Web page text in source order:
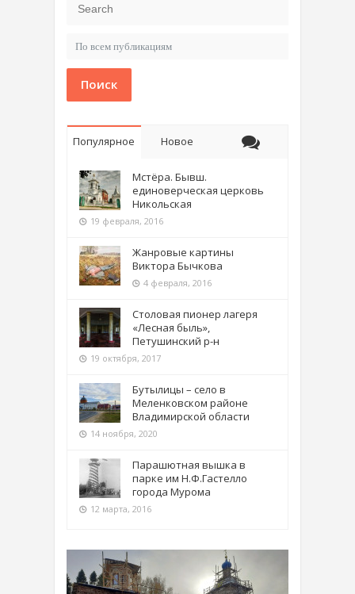
Поиск
Популярное Новое
Мстёра. Бывш.
единоверческая церковь
Никольская
19 февраля, 2016
Жанровые картины
Виктора Бычкова
4 февраля, 2016
Столовая пионер лагеря
«Лесная быль»,
Петушинский р-н
19 октября, 2017
Бутылицы – село в
Меленковском районе
Владимирской области
14 ноября, 2020
Парашютная вышка в
парке им Н.Ф.Гастелло
города Мурома
12 марта, 2016